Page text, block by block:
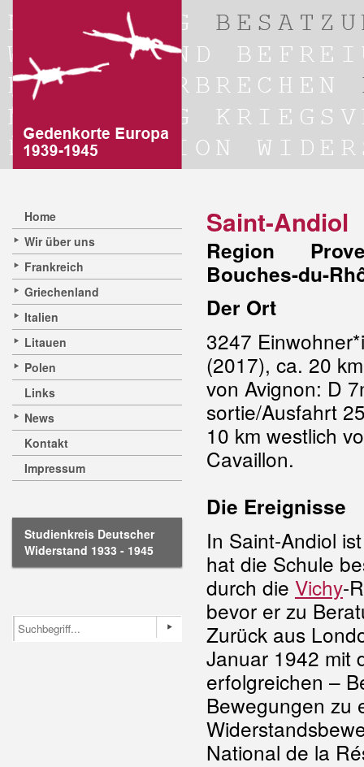
Home
Wir über uns
Frankreich
Griechenland
Italien
Litauen
Polen
Links
News
Kontakt
Impressum
Studienkreis Deutscher
Widerstand 1933 - 1945
Saint-Andiol
Region
Bouches-du-
Der Ort
3247
(2017), ca. 20
von Avignon: D
sortie/Ausfahrt
10 km westlich
Cavaillon.
Die Ereignisse
In Saint-Andiol
hat die Schule
durch die Vichy-
bevor er zu
Zurück aus
Januar 1942 mit
erfolgreichen –
Bewegungen zu
National de la